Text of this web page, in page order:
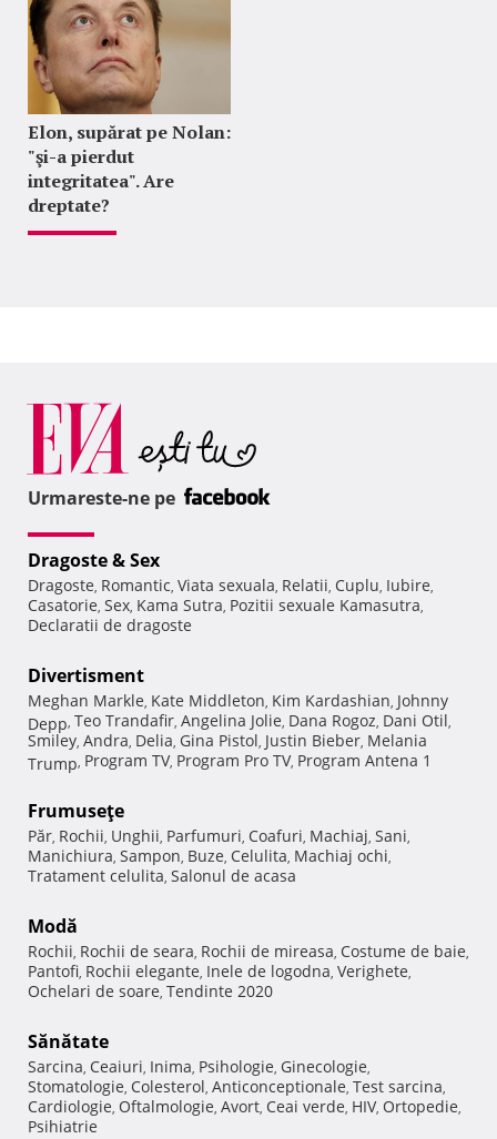
Elon, supărat pe Nolan:
"şi-a pierdut
integritatea". Are
dreptate?
Urmareste-ne pe
Dragoste & Sex
Dragoste, Romantic, Viata sexuala, Relatii, Cuplu, Iubire,
Casatorie, Sex, Kama Sutra, Pozitii sexuale Kamasutra,
Declaratii de dragoste
Divertisment
Meghan Markle, Kate Middleton, Kim Kardashian, Johnny
Depp, Teo Trandafir, Angelina Jolie, Dana Rogoz, Dani Otil,
Smiley, Andra, Delia, Gina Pistol, Justin Bieber, Melania
Trump, Program TV, Program Pro TV, Program Antena 1
Frumuseţe
Păr, Rochii, Unghii, Parfumuri, Coafuri, Machiaj, Sani,
Manichiura, Sampon, Buze, Celulita, Machiaj ochi,
Tratament celulita, Salonul de acasa
Modă
Rochii, Rochii de seara, Rochii de mireasa, Costume de baie,
Pantofi, Rochii elegante, Inele de logodna, Verighete,
Ochelari de soare, Tendinte 2020
Sănătate
Sarcina, Ceaiuri, Inima, Psihologie, Ginecologie,
Stomatologie, Colesterol, Anticonceptionale, Test sarcina,
Cardiologie, Oftalmologie, Avort, Ceai verde, HIV, Ortopedie,
Psihiatrie